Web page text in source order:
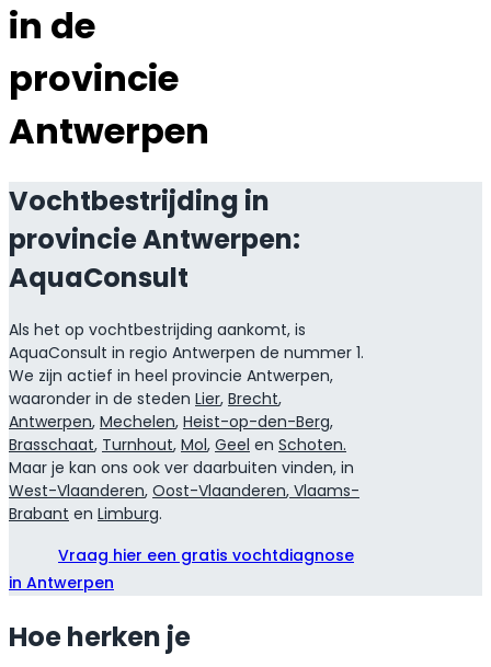
in de
provincie
Antwerpen
Vochtbestrijding in
provincie Antwerpen:
AquaConsult
Als het op vochtbestrijding aankomt, is
AquaConsult in regio Antwerpen de nummer 1.
We zijn actief in heel provincie Antwerpen,
waaronder in de steden Lier, Brecht,
Antwerpen, Mechelen, Heist-op-den-Berg,
Brasschaat, Turnhout, Mol, Geel en Schoten.
Maar je kan ons ook ver daarbuiten vinden, in
West-Vlaanderen, Oost-Vlaanderen, Vlaams-
Brabant en Limburg.
Vraag hier een gratis vochtdiagnose
in Antwerpen
Hoe herken je